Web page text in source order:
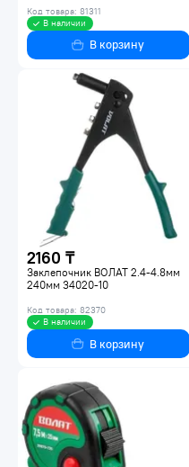
Код товара: 81311
В наличии
В корзину
2160 ₸
Заклепочник ВОЛАТ 2.4-4.8мм
240мм 34020-10
Код товара: 82370
В наличии
В корзину